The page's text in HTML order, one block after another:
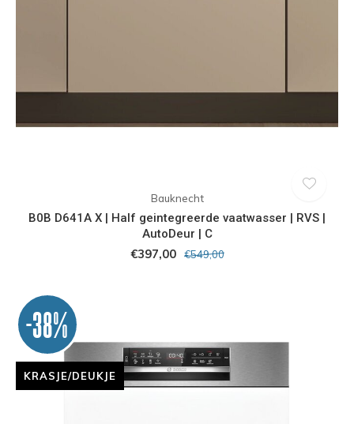
Bauknecht
B0B D641A X | Half geintegreerde vaatwasser | RVS |
AutoDeur | C
€397,00 €549,00
-38%
KRASJE/DEUKJE